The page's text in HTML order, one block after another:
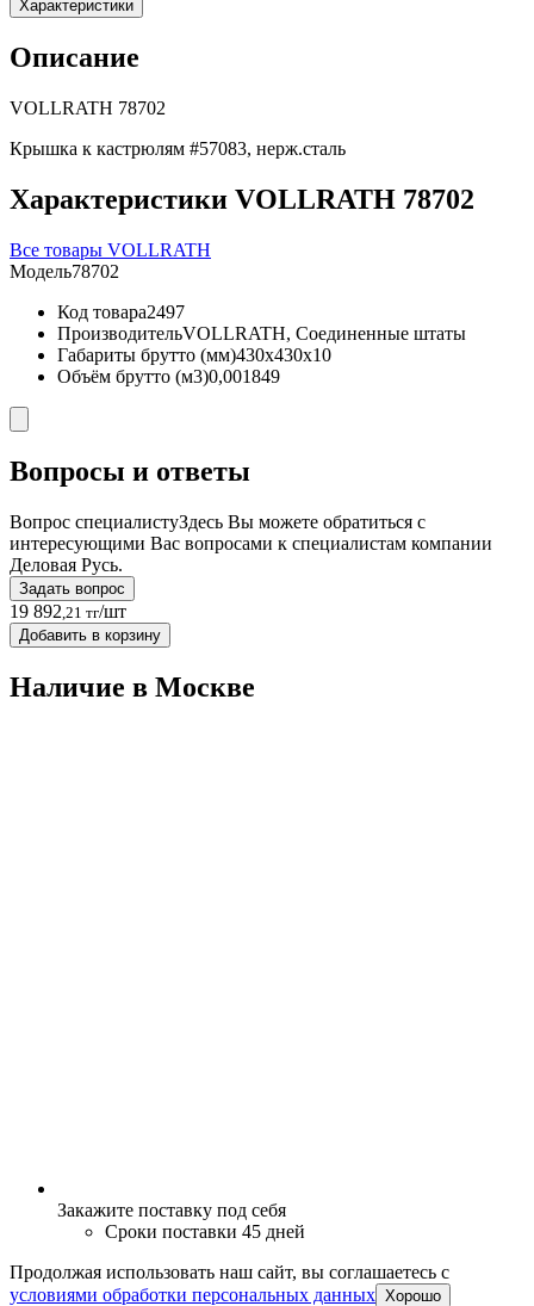
Характеристики
Описание
VOLLRATH 78702
Крышка к кастрюлям #57083, нерж.сталь
Характеристики VOLLRATH 78702
Все товары VOLLRATH
Модель78702
Код товара2497
ПроизводительVOLLRATH, Соединенные штаты
Габариты брутто (мм)430x430x10
Объём брутто (м3)0,001849
Вопросы и ответы
Вопрос специалистуЗдесь Вы можете обратиться с
интересующими Вас вопросами к специалистам компании
Деловая Русь.
Задать вопрос
19 892 ,21 тг/шт
Добавить в корзину
Наличие в Москвe
Закажите поставку под себя
Сроки поставки 45 дней
Продолжая использовать наш сайт, вы соглашаетесь c
условиями обработки персональных данных Хорошо